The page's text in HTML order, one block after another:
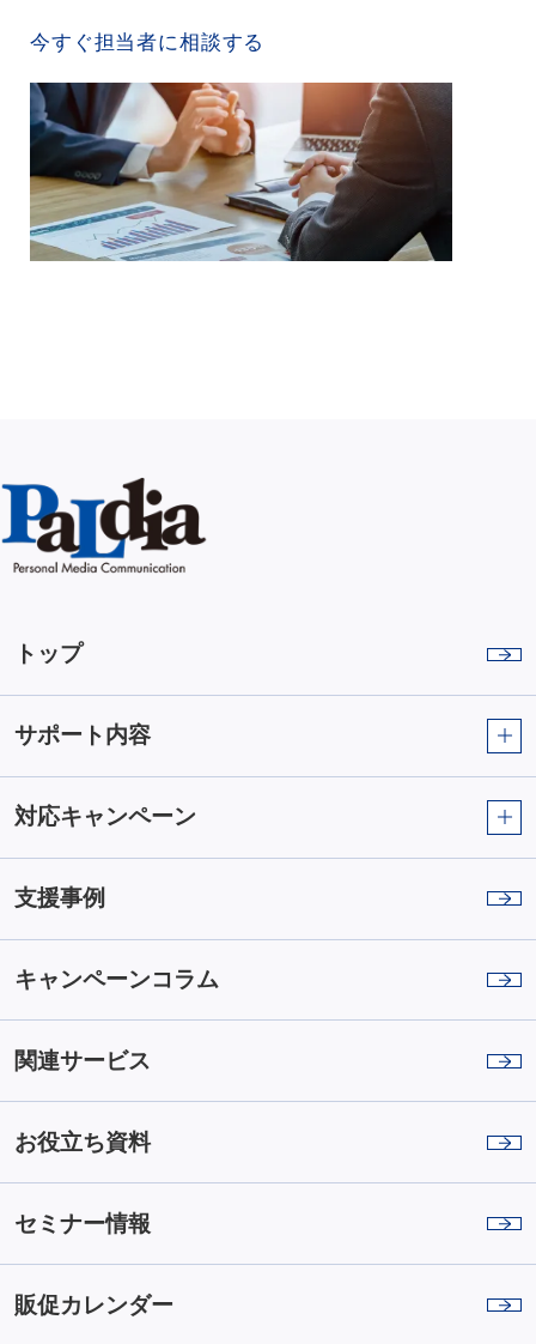
今すぐ担当者に相談する
トップ
サポート内容
対応キャンペーン
支援事例
キャンペーンコラム
関連サービス
お役立ち資料
セミナー情報
販促カレンダー